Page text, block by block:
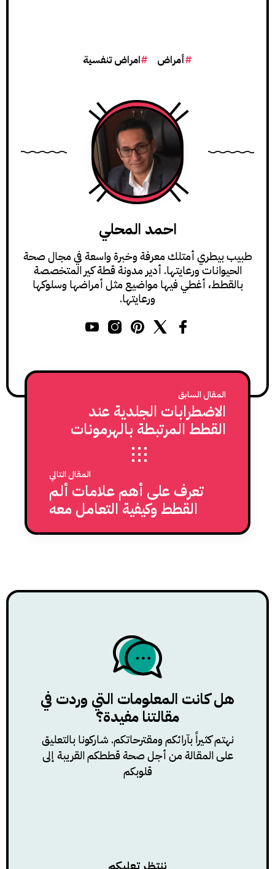
أمراض امراض تنفسية
احمد المحلي
طبيب بيطري أمتلك معرفة وخبرة واسعة في مجال صحة
الحيوانات ورعايتها. أدير مدونة قطة كير المتخصصة
بالقطط، أغطي فيها مواضيع مثل أمراضها وسلوكها
ورعايتها.
المقال السابق
الاضطرابات الجلدية عند
القطط المرتبطة بالهرمونات
المقال التالي
تعرف على أهم علامات ألم
القطط وكيفية التعامل معه
هل كانت المعلومات التي وردت في
مقالتنا مفيدة؟
نهتم كثيراً بآرائكم ومقترحاتكم. شاركونا بالتعليق
على المقالة من أجل صحة قططكم القريبة إلى
قلوبكم
ننتظر تعليكم